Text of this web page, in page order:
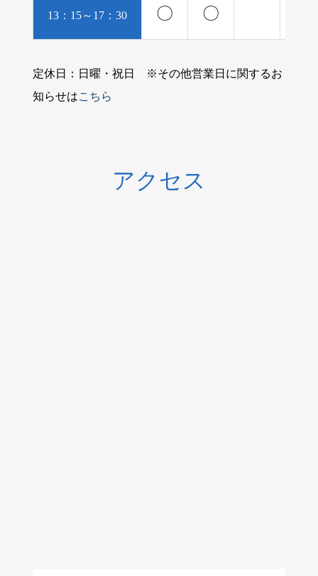
13：15～17：30 〇 〇
定休日：日曜・祝日 ※その他営業日に関するお
知らせはこちら
アクセス